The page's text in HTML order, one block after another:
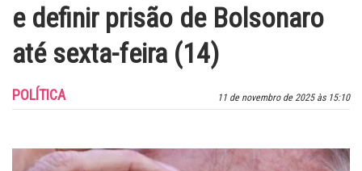
e definir prisão de Bolsonaro
até sexta-feira (14)
11 de novembro de 2025 às 15:10
POLÍTICA